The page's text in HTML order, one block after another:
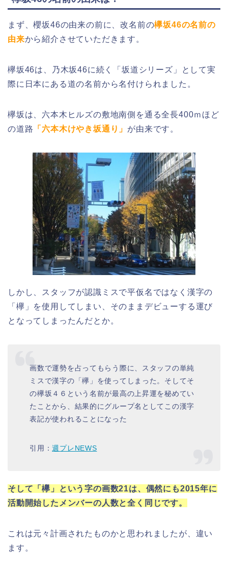
まず、櫻坂46の由来の前に、改名前の欅坂46の名前の
由来から紹介させていただきます。
欅坂46は、乃木坂46に続く「坂道シリーズ」として実
際に日本にある道の名前から名付けられました。
欅坂は、六本木ヒルズの敷地南側を通る全長400ｍほど
の道路 「六本木けやき坂通り」 が由来です。
しかし、スタッフが認識ミスで平仮名ではなく漢字の
「欅」を使用してしまい、そのままデビューする運び
となってしまったんだとか。
画数で運勢を占ってもらう際に、スタッフの単純
ミスで漢字の「欅」を使ってしまった。そしてそ
の欅坂４６という名前が最高の上昇運を秘めてい
たことから、結果的にグループ名としてこの漢字
表記が使われることになった
引用：週プレNEWS
そして「欅」という字の画数21は、偶然にも2015年に
活動開始したメンバーの人数と全く同じです。
これは元々計画されたものかと思われましたが、違い
ます。